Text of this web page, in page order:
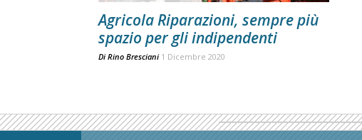
Agricola Riparazioni, sempre più
spazio per gli indipendenti
Di Rino Bresciani 1 Dicembre 2020